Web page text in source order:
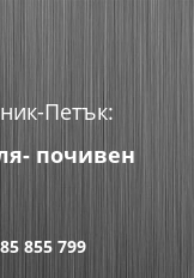
Петък:
почивен
855 799